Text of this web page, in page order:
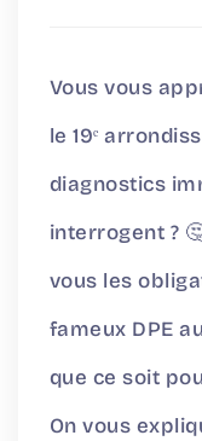
Vous vous
le 19ᵉ
diagnostics
interrogent ?
vous les
fameux DPE
que ce soit
On vous